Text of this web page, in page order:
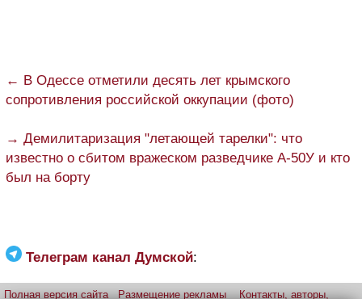
← В Одессе отметили десять лет крымского
сопротивления российской оккупации (фото)
→ Демилитаризация "летающей тарелки": что
известно о сбитом вражеском разведчике А-50У и кто
был на борту
Телеграм канал Думской:
Полная версия сайта Размещение рекламы Контакты, авторы,